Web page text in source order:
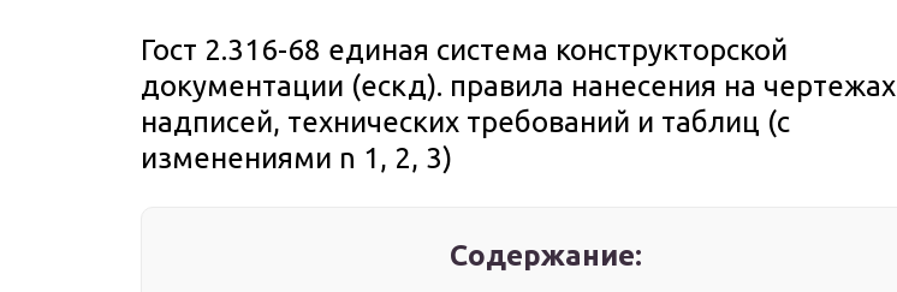
Гост 2.316-68 единая система конструкторской
документации (ескд). правила нанесения на чертежах
надписей, технических требований и таблиц (с
изменениями n 1, 2, 3)
Содержание: